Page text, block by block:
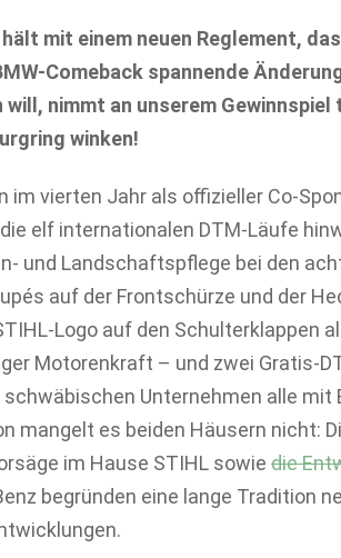
hält mit einem neuen Reglement,
Comeback spannende
nimmt an unserem Gewinnspiel
winken!
im vierten Jahr als offizieller Co-
die elf internationalen DTM-Läufe
und Landschaftspflege bei den
auf der Frontschürze und der
Logo auf den Schulterklappen
Motorenkraft – und zwei Gratis-
Unternehmen alle mit
mangelt es beiden Häusern nicht:
im Hause STIHL sowie die
begründen eine lange Tradition